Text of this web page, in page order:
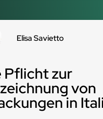
Pflicht zur
von
in
Elisa Savietto